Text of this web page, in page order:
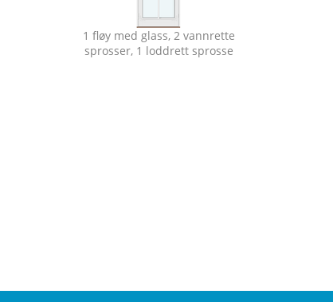
1 fløy med glass, 2 vannrette
sprosser, 1 loddrett sprosse